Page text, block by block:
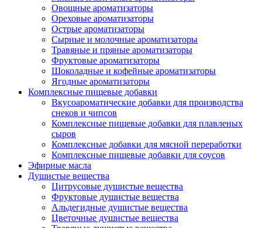
Овощные ароматизаторы
Ореховые ароматизаторы
Острые ароматизаторы
Сырные и молочные ароматизаторы
Травяные и пряные ароматизаторы
Фруктовые ароматизаторы
Шоколадные и кофейные ароматизаторы
Ягодные ароматизаторы
Комплексные пищевые добавки
Вкусоароматические добавки для производства
снеков и чипсов
Комплексные пищевые добавки для плавленых
сыров
Комплексные добавки для мясной переработки
Комплексные пищевые добавки для соусов
Эфирные масла
Душистые вещества
Цитрусовые душистые вещества
Фруктовые душистые вещества
Альдегидные душистые вещества
Цветочные душистые вещества